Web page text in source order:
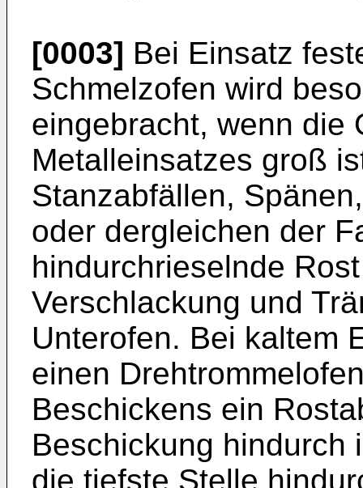
[0003] Bei Einsatz
Schmelzofen wird
eingebracht, wenn die
Metalleinsatzes groß
Stanzabfällen,
oder dergleichen der
hindurchrieselnde
Verschlackung und
Unterofen. Bei kaltem
einen
Beschickens ein
Beschickung hindurch
die tiefste Stelle